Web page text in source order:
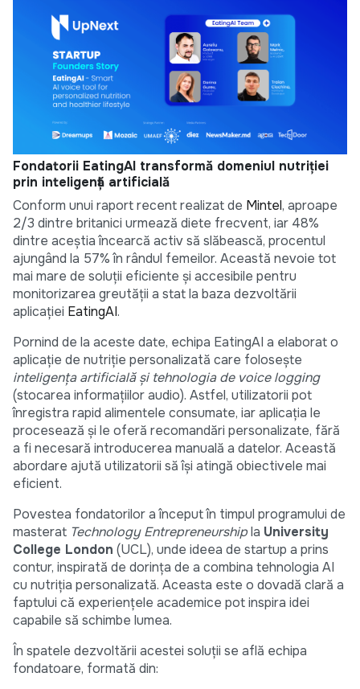
Fondatorii EatingAI transformă domeniul nutriției
prin inteligență artificială
Conform unui raport recent realizat de Mintel, aproape
2/3 dintre britanici urmează diete frecvent, iar 48%
dintre aceștia încearcă activ să slăbească, procentul
ajungând la 57% în rândul femeilor. Această nevoie tot
mai mare de soluții eficiente și accesibile pentru
monitorizarea greutății a stat la baza dezvoltării
aplicației EatingAI.
Pornind de la aceste date, echipa EatingAI a elaborat o
aplicație de nutriție personalizată care folosește
inteligența artificială și tehnologia de voice logging
(stocarea informațiilor audio). Astfel, utilizatorii pot
înregistra rapid alimentele consumate, iar aplicația le
procesează și le oferă recomandări personalizate, fără
a fi necesară introducerea manuală a datelor. Această
abordare ajută utilizatorii să își atingă obiectivele mai
eficient.
Povestea fondatorilor a început în timpul programului de
masterat Technology Entrepreneurshipla University
College London (UCL), unde ideea de startup a prins
contur, inspirată de dorința de a combina tehnologia AI
cu nutriția personalizată. Aceasta este o dovadă clară a
faptului că experiențele academice pot inspira idei
capabile să schimbe lumea.
În spatele dezvoltării acestei soluții se află echipa
fondatoare, formată din: